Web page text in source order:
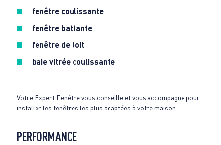
fenêtre coulissante
fenêtre battante
fenêtre de toit
baie vitrée coulissante
Votre Expert Fenêtre vous conseille et vous accompagne pour
installer les fenêtres les plus adaptées à votre maison.
PERFORMANCE